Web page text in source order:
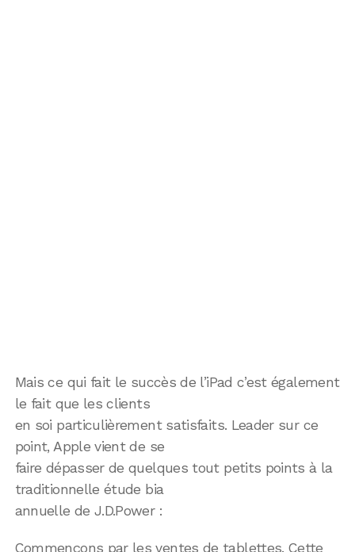
Mais ce qui fait le succès de l’iPad c’est également
le fait que les clients
en soi particulièrement satisfaits. Leader sur ce
point, Apple vient de se
faire dépasser de quelques tout petits points à la
traditionnelle étude bia
annuelle de J.D.Power :
Commençons par les ventes de tablettes. Cette